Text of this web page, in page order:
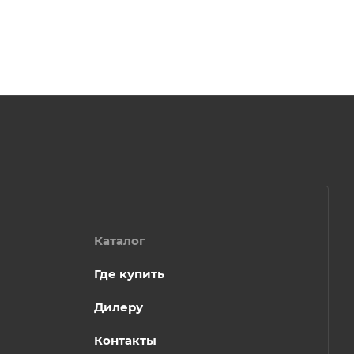
Каталог
Где купить
Дилеру
Контакты